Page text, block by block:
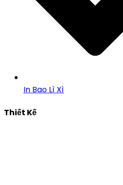
In Bao Lì Xì
Thiết Kế